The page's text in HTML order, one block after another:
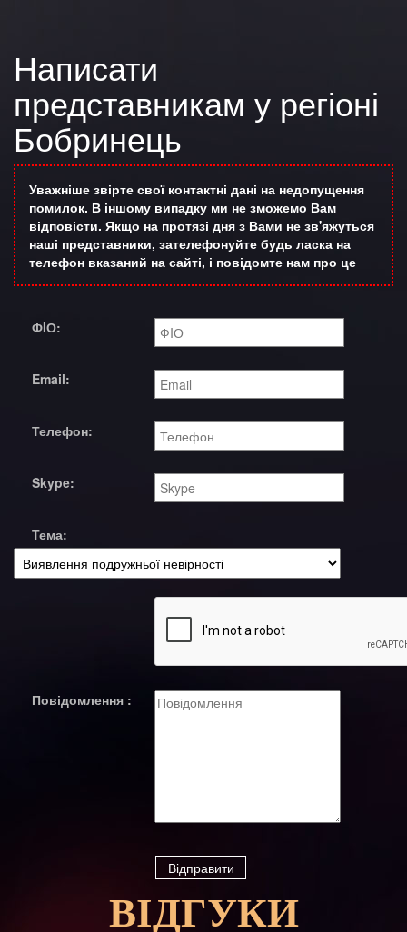
Написати
представникам у регіоні
Бобринець
Уважніше звірте свої контактні дані на недопущення
помилок. В іншому випадку ми не зможемо Вам
відповісти. Якщо на протязі дня з Вами не зв'яжуться
наші представники, зателефонуйте будь ласка на
телефон вказаний на сайті, і повідомте нам про це
ФIО:
Email:
Телефон:
Skype:
Тема:
Повідомлення :
ВІДГУКИ